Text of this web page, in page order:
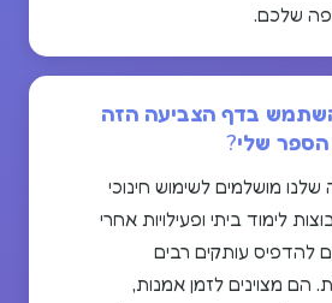
שלכם.
בדף הצביעה הזה
שלי?
מושלמים לשימוש חינוכי
לימוד ביתי ופעילויות אחרי
להדפיס עותקים רבים
הם מצוינים לזמן אמנות,